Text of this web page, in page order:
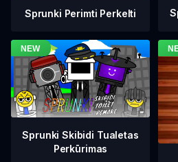
Sprunki Perimti Perkelti
Sprunki Skibidi Tualetas
Perkūrimas